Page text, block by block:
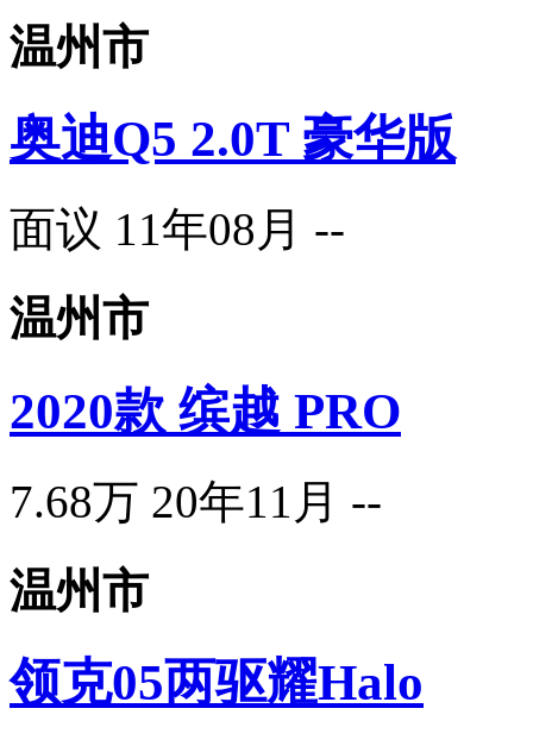
温州市
奥迪Q5 2.0T 豪华版
面议 11年08月 --
温州市
2020款 缤越 PRO
7.68万 20年11月 --
温州市
领克05两驱耀Halo